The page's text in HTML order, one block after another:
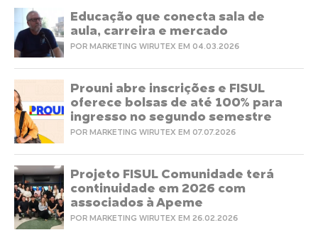
Educação que conecta sala de
aula, carreira e mercado
POR MARKETING WIRUTEX EM 04.03.2026
Prouni abre inscrições e FISUL
oferece bolsas de até 100% para
ingresso no segundo semestre
POR MARKETING WIRUTEX EM 07.07.2026
Projeto FISUL Comunidade terá
continuidade em 2026 com
associados à Apeme
POR MARKETING WIRUTEX EM 26.02.2026